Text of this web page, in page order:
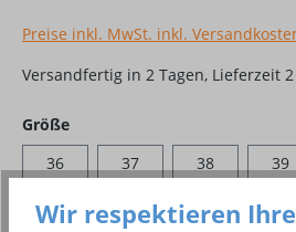
Preise inkl. MwSt. inkl.
Versandfertig in 2 Tagen, Lieferzeit 2
Größeauswählen
36
37 38 39
42 43 44 45
Wir respektieren